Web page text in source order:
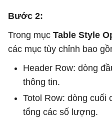
Bước 2:
Trong mục Table Style
các mục tùy chỉnh bao
Header Row: dòng
thông tin.
Totol Row: dòng cuối
tổng các số lượng.